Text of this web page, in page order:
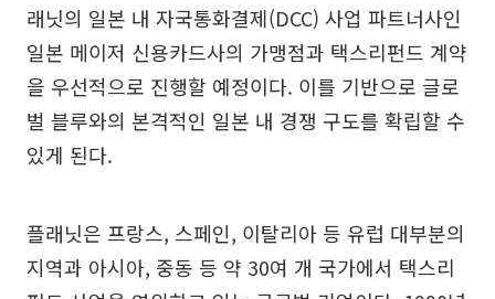
래닛의 일본 내 자국통화결제(DCC) 사업 파트너사인
일본 메이저 신용카드사의 가맹점과 택스리펀드 계약
을 우선적으로 진행할 예정이다. 이를 기반으로 글로
벌 블루와의 본격적인 일본 내 경쟁 구도를 확립할 수
있게 된다.
플래닛은 프랑스, 스페인, 이탈리아 등 유럽 대부분의
지역과 아시아, 중동 등 약 30여 개 국가에서 택스리